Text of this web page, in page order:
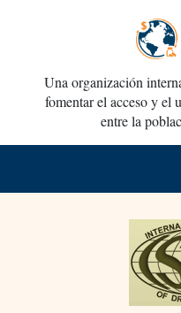
Una organización
fomentar el acceso y el
entre la